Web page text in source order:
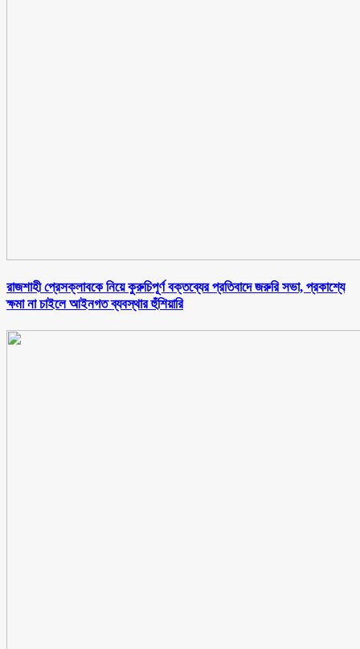
রাজশাহী প্রেসক্লাবকে নিয়ে কুরুচিপূর্ণ বক্তব্যের প্রতিবাদে জরুরি সভা, প্রকাশ্যে
ক্ষমা না চাইলে আইনগত ব্যবস্থার হুঁশিয়ারি